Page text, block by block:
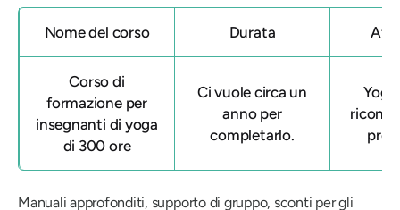
Nome del corso Durata
Corso di
formazione per
insegnanti di yoga
di 300 ore
Ci vuole circa un
anno per
completarlo.
Manuali approfonditi, supporto di gruppo, sconti per gli